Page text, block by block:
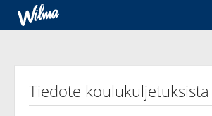
Tiedote koulukuljetuksista